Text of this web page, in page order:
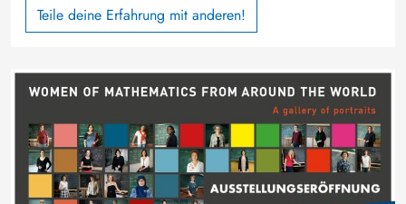
Teile deine Erfahrung mit anderen!
Image